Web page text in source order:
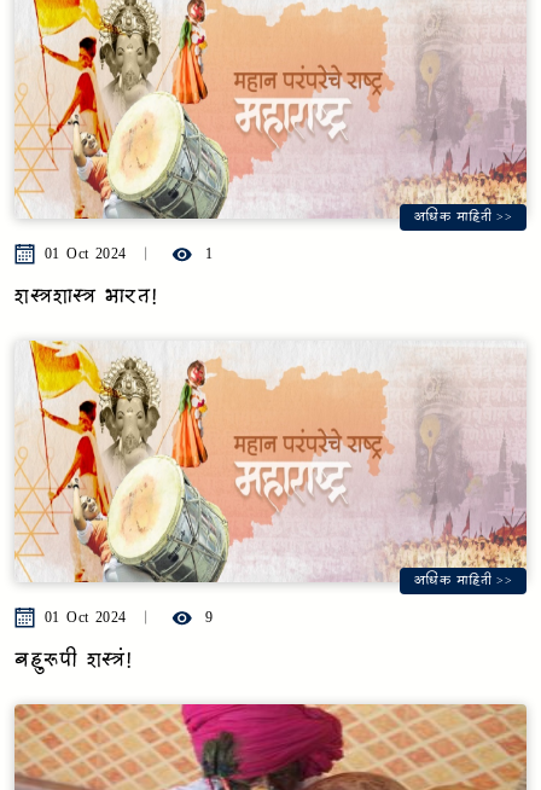
अधिक माहिती >>
01 Oct 2024 1
शस्त्रशास्त्र भारत!
अधिक माहिती >>
01 Oct 2024 9
बहुरूपी शस्त्रं!